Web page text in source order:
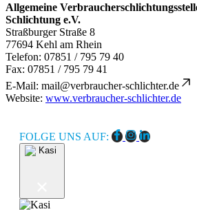
Allgemeine
Schlichtung e.V.
Straßburger Straße 8
77694 Kehl am Rhein
Telefon: 07851 / 795 79 40
Fax: 07851 / 795 79 41
E-Mail: mail@verbraucher-schlichter.de
Website: www.verbraucher-schlichter.de
FOLGE UNS AUF: